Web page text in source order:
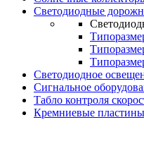
Светодиодные
Светодиодное
Сигнальное
Табло контроля
Кремниевые пластины